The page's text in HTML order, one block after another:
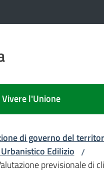
Vivere l'Unione
di governo del
Edilizio /
previsionale di